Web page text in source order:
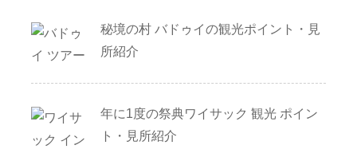
秘境の村 バドゥイの観光ポイント・見
所紹介
年に1度の祭典ワイサック 観光 ポイン
ト・見所紹介